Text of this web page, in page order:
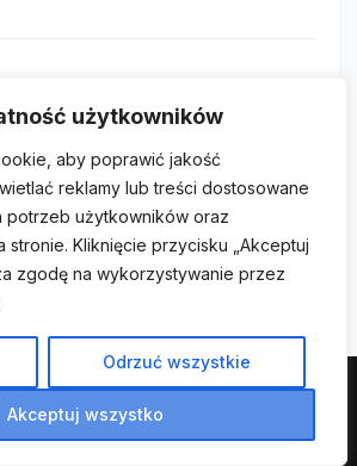
użytkowników
aby poprawić jakość
reklamy lub treści dostosowane
potrzeb użytkowników oraz
stronie. Kliknięcie przycisku „Akceptuj
zgodę na wykorzystywanie przez
Odrzuć wszystkie
Akceptuj wszystko